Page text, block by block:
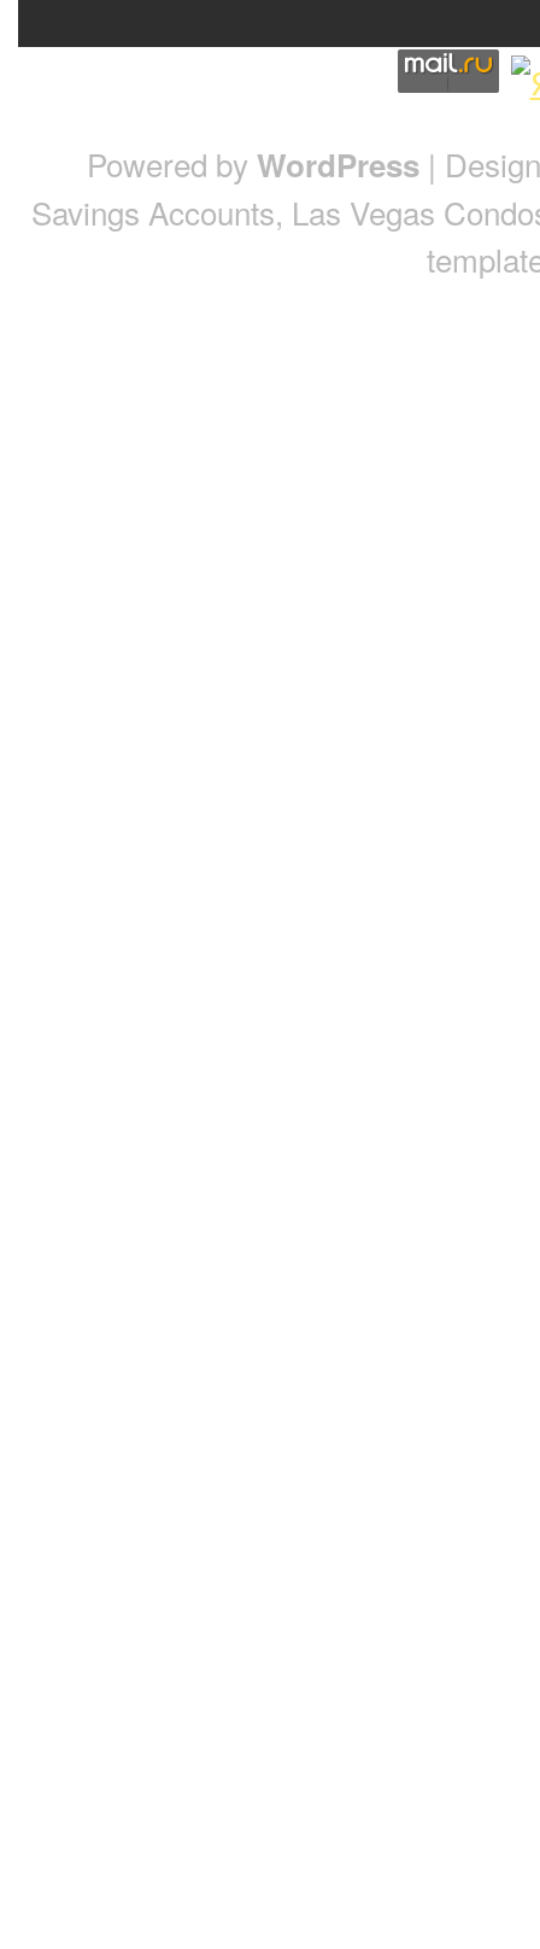
Powered by WordPress |
Savings Accounts, Las Vegas